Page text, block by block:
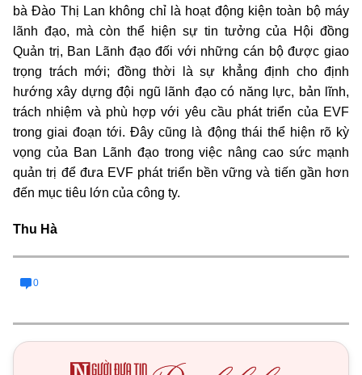
bà Đào Thị Lan không chỉ là hoạt động kiện toàn bộ máy
lãnh đạo, mà còn thể hiện sự tin tưởng của Hội đồng
Quản trị, Ban Lãnh đạo đối với những cán bộ được giao
trọng trách mới; đồng thời là sự khẳng định cho định
hướng xây dựng đội ngũ lãnh đạo có năng lực, bản lĩnh,
trách nhiệm và phù hợp với yêu cầu phát triển của EVF
trong giai đoạn tới. Đây cũng là động thái thể hiện rõ kỳ
vọng của Ban Lãnh đạo trong việc nâng cao sức mạnh
quản trị để đưa EVF phát triển bền vững và tiến gần hơn
đến mục tiêu lớn của công ty.
Thu Hà
0